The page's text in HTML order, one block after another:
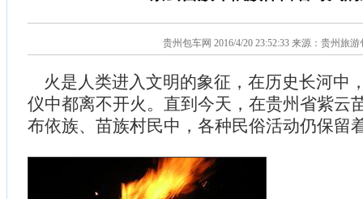
贵州包车网 2016/4/20 23:52:33 来源：贵州旅游
火是人类进入文明的象征，在历史长河中
仪中都离不开火。直到今天，在贵州省紫云
布依族、苗族村民中，各种民俗活动仍保留